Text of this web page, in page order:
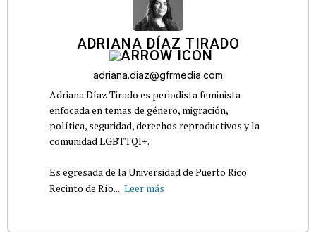
ADRIANA DÍAZ TIRADO
adriana.diaz@gfrmedia.com
Adriana Díaz Tirado es periodista feminista
enfocada en temas de género, migración,
política, seguridad, derechos reproductivos y la
comunidad LGBTTQI+.
Es egresada de la Universidad de Puerto Rico
Recinto de Río... Leer más